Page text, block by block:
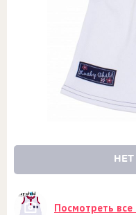
Посмотреть